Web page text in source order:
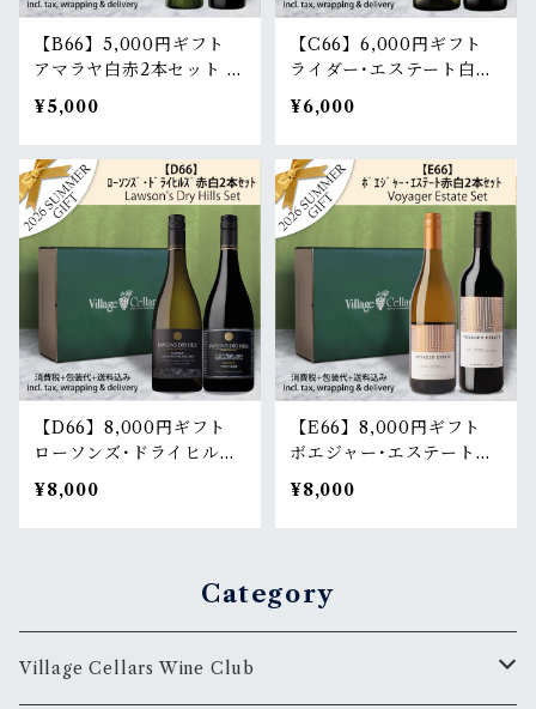
【B66】5,000円ギフト
アマラヤ白赤2本セット |
Amalaya Gift wrapping
2 bottles set
¥5,000
【C66】6,000円ギフト
ライダー･エステート白赤
2本セット | Ryder Estate
Gift wrapping 2 bottles
set
¥6,000
【D66】8,000円ギフト
ローソンズ･ドライヒルズ
白赤2本セット | Lawso
n's Dry Hills Gift wrap
ping 2 bottles set
¥8,000
【E66】8,000円ギフト
ボエジャー･エステート白
赤2本セット | Voyager E
state Gift wrapping 2 b
ottles set
¥8,000
Category
Village Cellars Wine Club